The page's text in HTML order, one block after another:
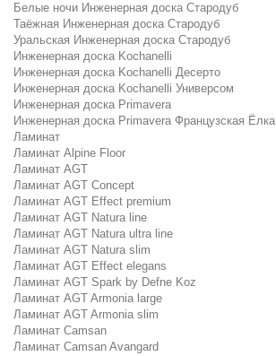
Белые ночи Инженерная доска Стародуб
Таёжная Инженерная доска Стародуб
Уральская Инженерная доска Стародуб
Инженерная доска Kochanelli
Инженерная доска Kochanelli Десерто
Инженерная доска Kochanelli Универсом
Инженерная доска Primavera
Инженерная доска Primavera Французская Ёлка
Ламинат
Ламинат Alpine Floor
Ламинат AGT
Ламинат AGT Concept
Ламинат AGT Effect premium
Ламинат AGT Natura line
Ламинат AGT Natura ultra line
Ламинат AGT Natura slim
Ламинат AGT Effect elegans
Ламинат AGT Spark by Defne Koz
Ламинат AGT Armonia large
Ламинат AGT Armonia slim
Ламинат Camsan
Ламинат Camsan Avangard